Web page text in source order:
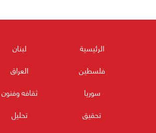
الرئيسية
لبنان
فلسطين
العراق
سوريا
ثقافه وفنون
تحقيق
تحليل